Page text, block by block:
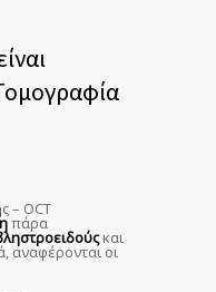
– OCT
πάρα
και
αναφέρονται οι